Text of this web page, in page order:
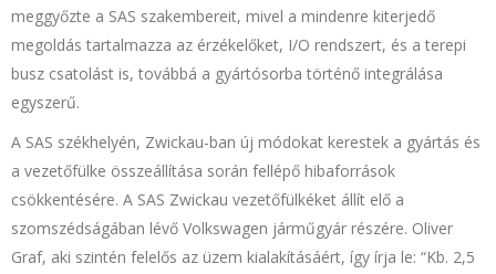
meggyőzte a SAS szakembereit, mivel a mindenre kiterjedő
megoldás tartalmazza az érzékelőket, I/O rendszert, és a terepi
busz csatolást is, továbbá a gyártósorba történő integrálása
egyszerű.
A SAS székhelyén, Zwickau-ban új módokat kerestek a gyártás és
a vezetőfülke összeállítása során fellépő hibaforrások
csökkentésére. A SAS Zwickau vezetőfülkéket állít elő a
szomszédságában lévő Volkswagen járműgyár részére. Oliver
Graf, aki szintén felelős az üzem kialakításáért, így írja le: “Kb. 2,5